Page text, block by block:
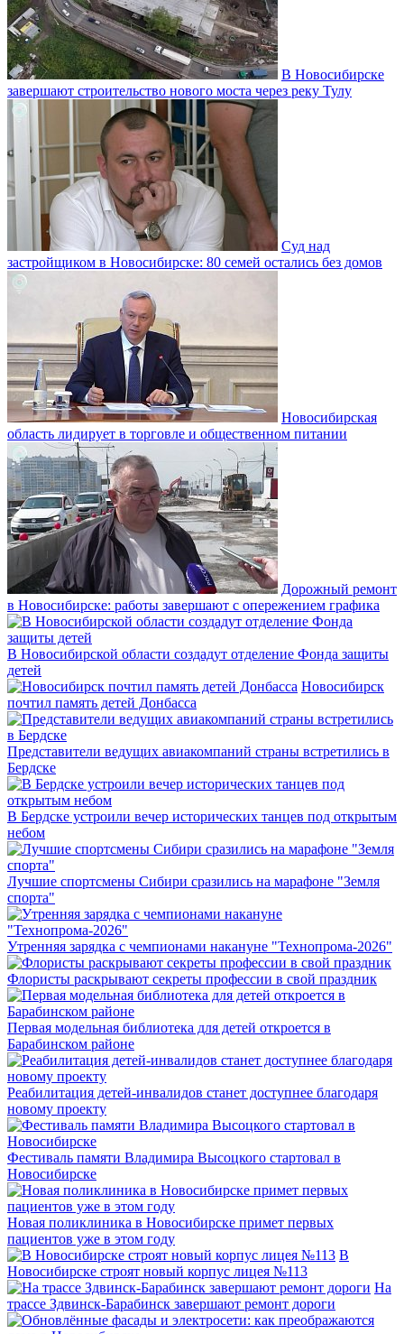
В Новосибирске
завершают строительство нового моста через реку Тулу
Суд над
застройщиком в Новосибирске: 80 семей остались без домов
Новосибирская
область лидирует в торговле и общественном питании
Дорожный ремонт
в Новосибирске: работы завершают с опережением графика
В Новосибирской области создадут отделение Фонда защиты
детей
Новосибирск
почтил память детей Донбасса
Представители ведущих авиакомпаний страны встретились в
Бердске
В Бердске устроили вечер исторических танцев под открытым
небом
Лучшие спортсмены Сибири сразились на марафоне "Земля
спорта"
Утренняя зарядка с чемпионами накануне "Технопрома-2026"
Флористы раскрывают секреты профессии в свой праздник
Первая модельная библиотека для детей откроется в
Барабинском районе
Реабилитация детей-инвалидов станет доступнее благодаря
новому проекту
Фестиваль памяти Владимира Высоцкого стартовал в
Новосибирске
Новая поликлиника в Новосибирске примет первых
пациентов уже в этом году
В
Новосибирске строят новый корпус лицея №113
На
трассе Здвинск-Барабинск завершают ремонт дороги